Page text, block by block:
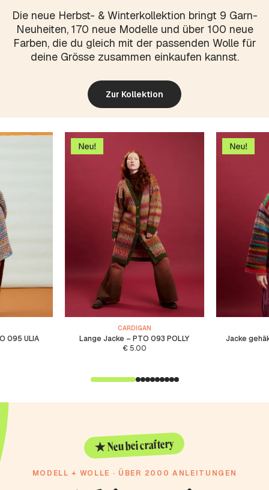
Die neue Herbst- & Winterkollektion bringt 9 Garn-
Neuheiten, 170 neue Modelle und über 100 neue
Farben, die du gleich mit der passenden Wolle für
deine Grösse zusammen einkaufen kannst.
Zur Kollektion
095 ULIA
CARDIGAN
Lange Jacke – PTO 093 POLLY
€5.00
Jacke
★ Neu bei craftery
MODELL + WOLLE · ÜBER 2000 ANLEITUNGEN